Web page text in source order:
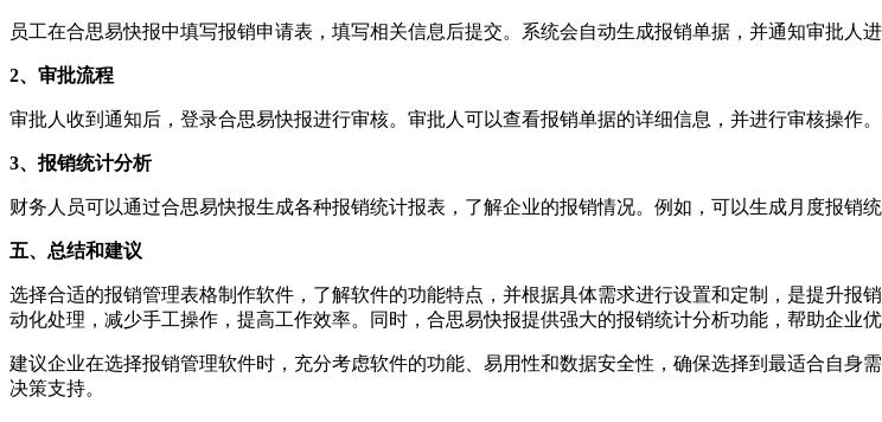
员工在合思易快报中填写报销申请表，填写相关信息后提交。系统会自动生成报销单据，并通知审批人进
2、审批流程
审批人收到通知后，登录合思易快报进行审核。审批人可以查看报销单据的详细信息，并进行审核操作
3、报销统计分析
财务人员可以通过合思易快报生成各种报销统计报表，了解企业的报销情况。例如，可以生成月度报销
五、总结和建议
选择合适的报销管理表格制作软件，了解软件的功能特点，并根据具体需求进行设置和定制，是提升
动化处理，减少手工操作，提高工作效率。同时，合思易快报提供强大的报销统计分析功能，帮助企业
建议企业在选择报销管理软件时，充分考虑软件的功能、易用性和数据安全性，确保选择到最适合自
决策支持。